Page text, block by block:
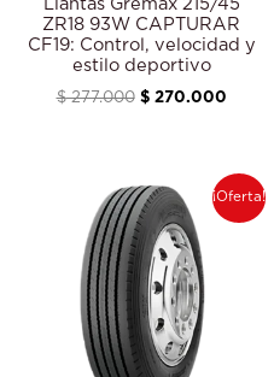
Llantas Gremax 215/45
ZR18 93W CAPTURAR
CF19: Control, velocidad y
estilo deportivo
$277.000 $270.000
¡Oferta!
El
precio
original
era:
$ 1.120.000.
El
precio